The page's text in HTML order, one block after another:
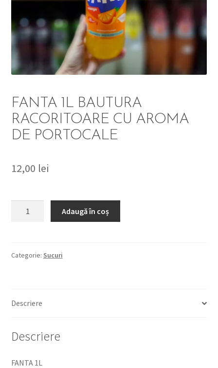
DETERGENT
SOLUȚII CURĂȚENIE
ÎNGRIJIRE
PERSONALĂ
FANTA 1L BAUTURA
RACORITOARE CU AROMA
DE PORTOCALE
12,00 lei
RACORITOARE
PORTOCALE
Adaugă în coș
Categorie: Sucuri
Descriere
Descriere
FANTA 1L